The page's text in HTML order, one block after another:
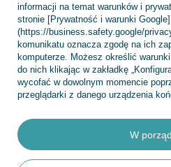
INFORMACJE
POMOC
+48 695 775 577
informacji na temat warunków i
stronie [Prywatność i warunki Google]
(https://business.safety.google/
komunikatu oznacza zgodę na ich
komputerze. Możesz określić
do nich klikając w zakładkę
wycofać w dowolnym momencie
przeglądarki z danego urządzenia
W